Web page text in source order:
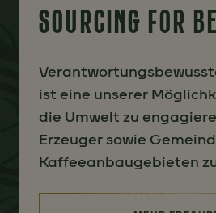
SOURCING FOR
ist eine unserer
die Umwelt zu
Erzeuger sowie
Kaffeeanbaugebieten